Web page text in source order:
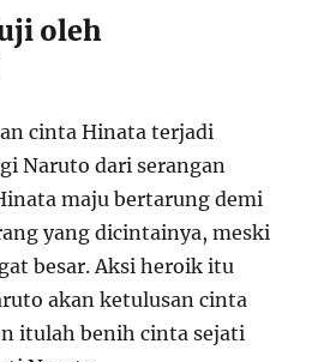
oleh
cinta Hinata terjadi
Naruto dari serangan
maju bertarung demi
yang dicintainya, meski
besar. Aksi heroik itu
akan ketulusan cinta
itulah benih cinta sejati